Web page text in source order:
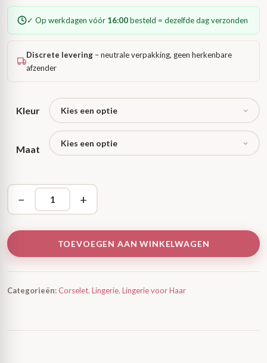
✓ Op werkdagen vóór 16:00besteld = dezelfde dag verzonden
Discrete levering – neutrale verpakking, geen herkenbare
afzender
Kleur
Maat
− +
TOEVOEGEN AAN WINKELWAGEN
Categorieën:Corselet, Lingerie, Lingerie voor Haar